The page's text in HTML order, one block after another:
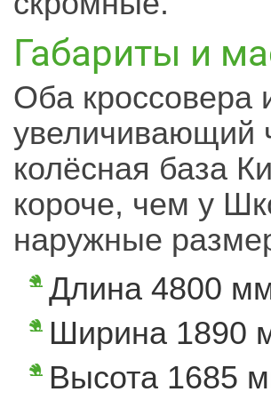
Габариты и
Оба кроссовера
увеличивающий
колёсная база
короче, чем у
наружные
Длина 4800
Ширина 1890
Высота 1685